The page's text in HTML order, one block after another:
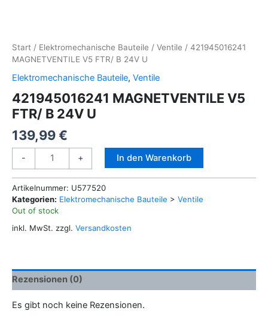
Start / Elektromechanische Bauteile / Ventile / 421945016241
MAGNETVENTILE V5 FTR/ B 24V U
Elektromechanische Bauteile, Ventile
421945016241 MAGNETVENTILE V5
FTR/ B 24V U
139,99€
-
421945016241
V5
FTR/
B
24V
U
+ In den Warenkorb
Artikelnummer: U577520
Kategorien: Elektromechanische Bauteile > Ventile
Out of stock
inkl. MwSt. zzgl. Versandkosten
Rezensionen (0)
Es gibt noch keine Rezensionen.